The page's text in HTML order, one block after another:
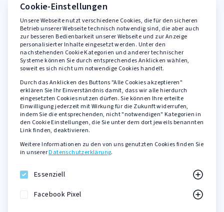
Rechtliches
AGB
Widerrufsbelehrung
Barrierefreiheit
Impressum
Sicher zahlen mit
PayPal
SOFORT Überweisung
KLARNA Rechnungskauf
Cookie-Einstellungen
Unsere Webseite nutzt verschiedene Cookies, die für den sicheren
Betrieb unserer Webseite technisch notwendig sind, die aber auch
zur besseren Bedienbarkeit unserer Webseite und zur Anzeige
personalisierter Inhalte eingesetzt werden. Unter den
nachstehenden Cookie Kategorien und anderer technischer
Systeme können Sie durch entsprechendes Anklicken wählen,
soweit es sich nicht um notwendige Cookies handelt.
Durch das Anklicken des Buttons "Alle Cookies akzeptieren"
erklären Sie Ihr Einverständnis damit, dass wir alle hierdurch
eingesetzten Cookies nutzen dürfen. Sie können Ihre erteilte
Einwilligung jederzeit mit Wirkung für die Zukunft widerrufen,
indem Sie die entsprechenden, nicht "notwendigen" Kategorien in
den Cookie Einstellungen, die Sie unter dem dort jeweils benannten
Link finden, deaktivieren.
Weitere Informationen zu den von uns genutzten Cookies finden Sie
in unsererDatenschutzerklärung.
Essenziell
Facebook Pixel